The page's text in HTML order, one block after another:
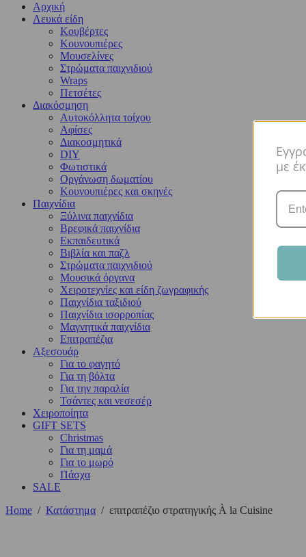
Αρχική
Λευκά είδη
Kουβέρτες
Κουνουπιέρες
Μουσελίνες
Στρώματα παιχνιδιού
Wraps
Πετσέτες
Διακόσμηση
Αυτοκόλλητα τοίχου
Αφίσες
Διακοσμητικά
DIY
Φωτιστικά
Οργάνωση δωματίου
Κουνουπιέρες και σκηνές
Παιχνίδια
Ξύλινα παιχνίδια
Βρεφικά παιχνίδια
Εκπαιδευτικά
Βιβλία και παζλ
Στρώματα παιχνιδιού
Μουσικά όργανα
Χειροτεχνίες και είδη ζωγραφικής
Παιχνίδια ταξιδιού
Παιχνίδια ισορροπίας
Μαγνητικά παιχνίδια
Επιτραπέζια
Αξεσουάρ
Για το φαγητό
Για τη βόλτα
Για την παραλία
Τσάντες και νεσεσέρ
Χειροποίητα
GIFT SETS
Christmas
Για τη μαμά
Για το μωρό
Πάσχα
SALE
Home / Κατάστημα / επιτραπέζιο στρατηγικής À la Cuisine
με